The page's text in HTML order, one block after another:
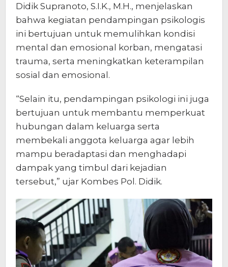
Didik Supranoto, S.I.K., M.H., menjelaskan
bahwa kegiatan pendampingan psikologis
ini bertujuan untuk memulihkan kondisi
mental dan emosional korban, mengatasi
trauma, serta meningkatkan keterampilan
sosial dan emosional.
“Selain itu, pendampingan psikologi ini juga
bertujuan untuk membantu memperkuat
hubungan dalam keluarga serta
membekali anggota keluarga agar lebih
mampu beradaptasi dan menghadapi
dampak yang timbul dari kejadian
tersebut,” ujar Kombes Pol. Didik.